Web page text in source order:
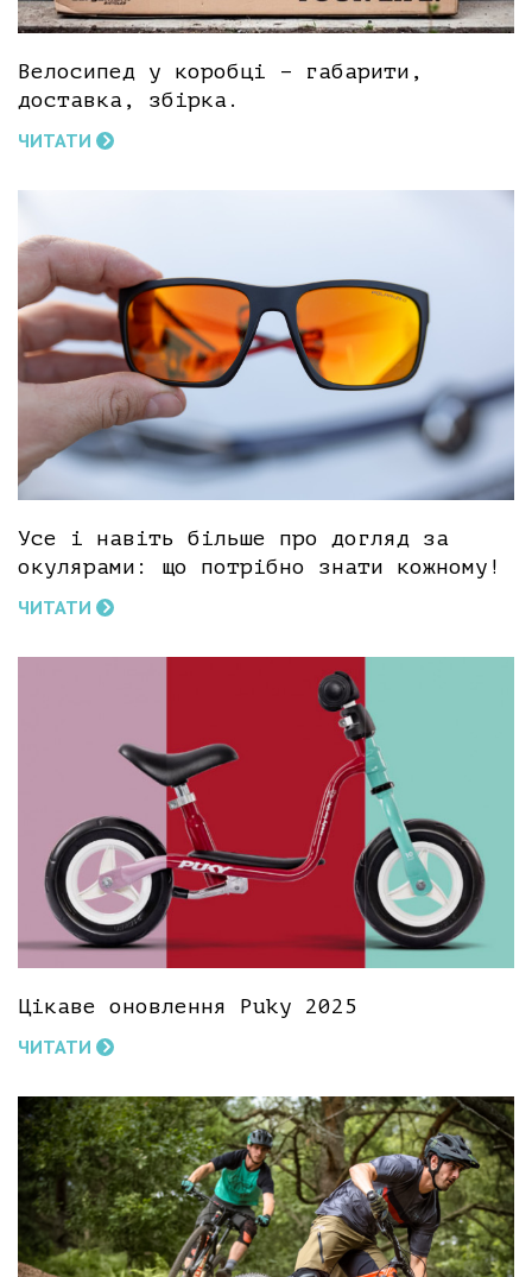
Велосипед у коробці – габарити,
доставка, збірка.
ЧИТАТИ
Усе і навіть більше про догляд за
окулярами: що потрібно знати кожному!
ЧИТАТИ
Цікаве оновлення Puky 2025
ЧИТАТИ